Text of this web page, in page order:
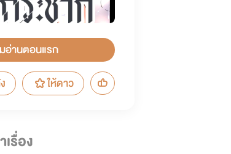
อ่านตอนแรก
ให้ดาว
เรื่อง